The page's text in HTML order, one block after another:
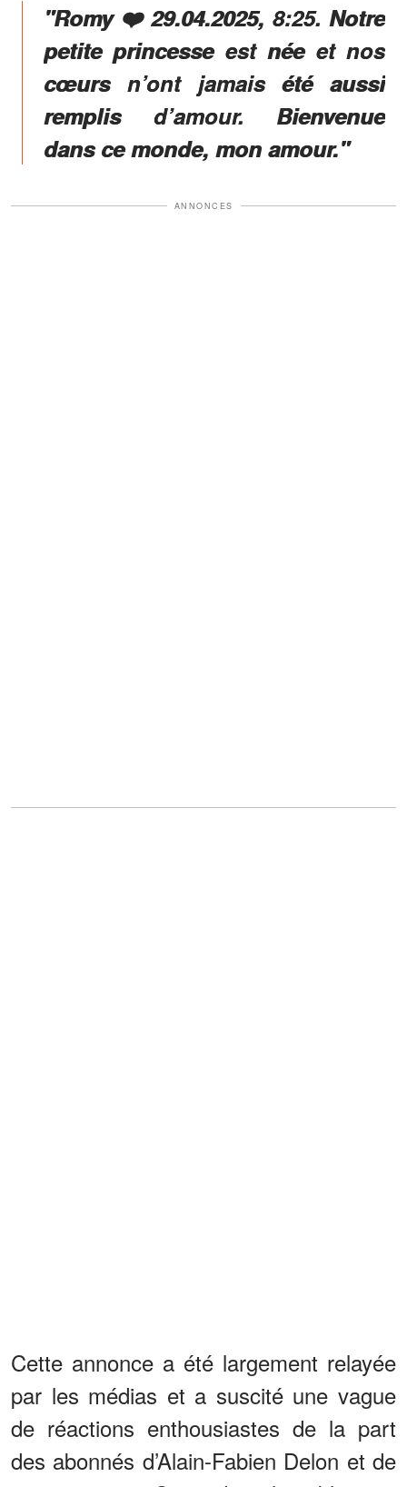
"Romy ❤️ 29.04.2025, 8:25. Notre
petite princesse est née et nos
cœurs n’ont jamais été aussi
remplis d’amour. Bienvenue
dans ce monde, mon amour."
ANNONCES
Cette annonce a été largement relayée
par les médias et a suscité une vague
de réactions enthousiastes de la part
des abonnés d’Alain-Fabien Delon et de